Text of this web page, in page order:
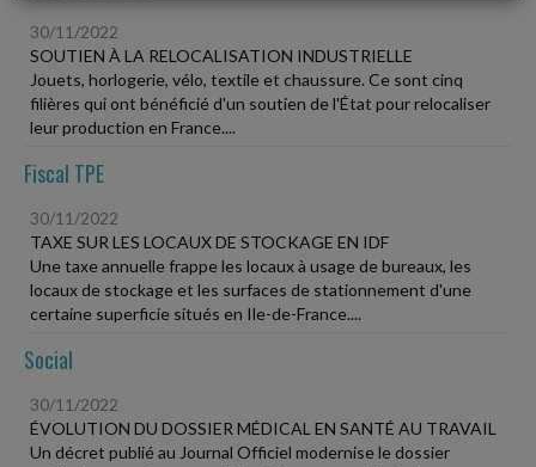
30/11/2022
SOUTIEN À LA RELOCALISATION INDUSTRIELLE
Jouets, horlogerie, vélo, textile et chaussure. Ce sont cinq
filières qui ont bénéficié d'un soutien de l'État pour relocaliser
leur production en France....
Fiscal TPE
30/11/2022
TAXE SUR LES LOCAUX DE STOCKAGE EN IDF
Une taxe annuelle frappe les locaux à usage de bureaux, les
locaux de stockage et les surfaces de stationnement d'une
certaine superficie situés en Ile-de-France....
Social
30/11/2022
ÉVOLUTION DU DOSSIER MÉDICAL EN SANTÉ AU TRAVAIL
Un décret publié au Journal Officiel modernise le dossier